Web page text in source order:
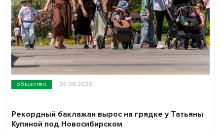
общество 05.08.2026
Рекордный баклажан вырос на грядке у Татьяны
Купиной под Новосибирском